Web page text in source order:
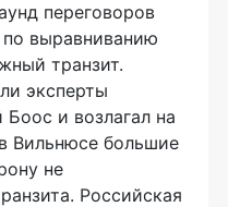
переговоров
выравниванию
транзит.
эксперты
Боос и возлагал на
Вильнюсе большие
не
Российская